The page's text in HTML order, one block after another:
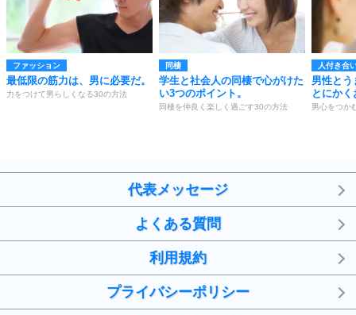
ファッション
最低限の筋力は、男に必要だ。
力をつけて男らしくなる30の方法
同棲
学生と社会人の同棲で心がけた
い3つのポイント。
同棲を仲良く楽しく過ごす30の方法
人付き合
男性と
とにか
男心をつか
代表メッセージ
よくある質問
利用規約
プライバシーポリシー